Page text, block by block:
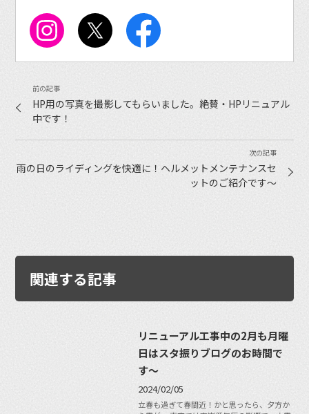
HP用の写真を撮影してもらいました。絶賛・HPリニュアル
中です！
雨の日のライディングを快適に！ヘルメットメンテナンスセ
ットのご紹介です〜
関連する記事
リニューアル工事中の2月も月曜
日はスタ振りブログのお時間で
す〜
2024/02/05
立春も過ぎて春間近！かと思ったら、夕方か